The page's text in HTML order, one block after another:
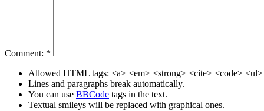
Comment: *
Allowed HTML tags: <a> <em> <strong> <cite> <code>
Lines and paragraphs break automatically.
You can use BBCode tags in the text.
Textual smileys will be replaced with graphical ones.